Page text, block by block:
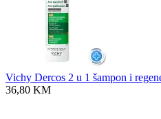
Vichy Dercos 2 u 1 šampon i
36,80 KM